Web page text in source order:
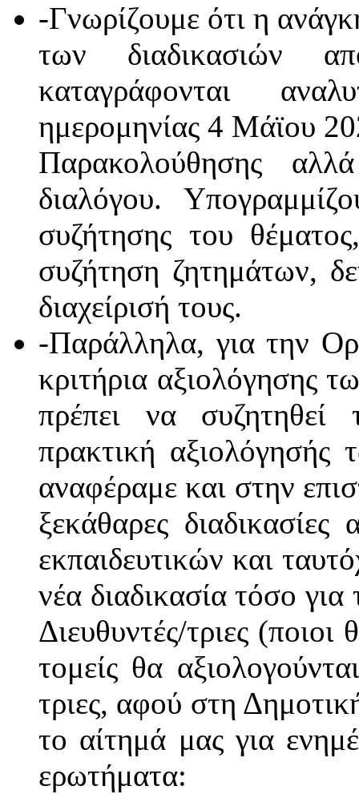
-Γνωρίζουμε ότι η
των διαδικασιών
καταγράφονται
ημερομηνίας 4 Μάϊου
Παρακολούθησης
διαλόγου.
συζήτησης του
συζήτηση ζητημάτων,
διαχείρισή τους.
-Παράλληλα, για την
κριτήρια αξιολόγησης
πρέπει να συζητηθεί
πρακτική
αναφέραμε και στην
ξεκάθαρες
εκπαιδευτικών και
νέα διαδικασία τόσο
Διευθυντές/τριες
τομείς θα
τριες, αφού στη
το αίτημά μας για
ερωτήματα: